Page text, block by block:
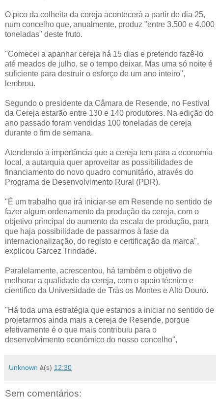
O pico da colheita da cereja acontecerá a partir do dia 25,
num concelho que, anualmente, produz "entre 3.500 e 4.000
toneladas" deste fruto.
"Comecei a apanhar cereja há 15 dias e pretendo fazê-lo
até meados de julho, se o tempo deixar. Mas uma só noite é
suficiente para destruir o esforço de um ano inteiro",
lembrou.
Segundo o presidente da Câmara de Resende, no Festival
da Cereja estarão entre 130 e 140 produtores. Na edição do
ano passado foram vendidas 100 toneladas de cereja
durante o fim de semana.
Atendendo à importância que a cereja tem para a economia
local, a autarquia quer aproveitar as possibilidades de
financiamento do novo quadro comunitário, através do
Programa de Desenvolvimento Rural (PDR).
"É um trabalho que irá iniciar-se em Resende no sentido de
fazer algum ordenamento da produção da cereja, com o
objetivo principal do aumento da escala de produção, para
que haja possibilidade de passarmos à fase da
internacionalização, do registo e certificação da marca",
explicou Garcez Trindade.
Paralelamente, acrescentou, há também o objetivo de
melhorar a qualidade da cereja, com o apoio técnico e
científico da Universidade de Trás os Montes e Alto Douro.
"Há toda uma estratégia que estamos a iniciar no sentido de
projetarmos ainda mais a cereja de Resende, porque
efetivamente é o que mais contribuiu para o
desenvolvimento económico do nosso concelho",
Unknown à(s) 12:30
Sem comentários: